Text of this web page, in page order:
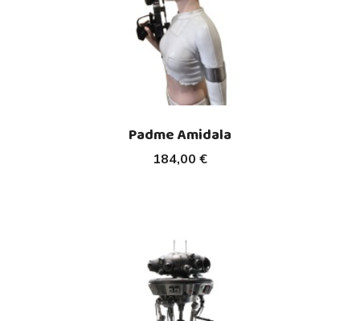
184,00 €
Padme Amidala